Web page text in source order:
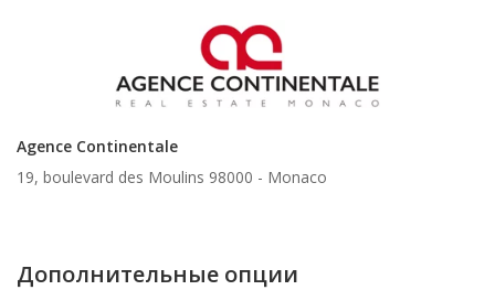
Agence Continentale
19, boulevard des Moulins 98000 - Monaco
Дополнительные опции